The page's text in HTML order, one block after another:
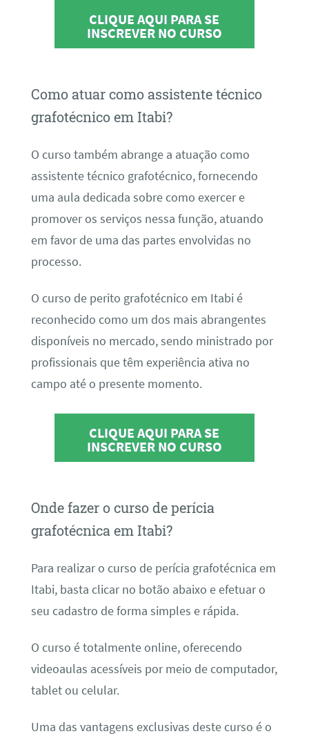
CLIQUE AQUI PARA SE
INSCREVER NO CURSO
Como atuar como assistente técnico
grafotécnico em Itabi?
O curso também abrange a atuação como
assistente técnico grafotécnico, fornecendo
uma aula dedicada sobre como exercer e
promover os serviços nessa função, atuando
em favor de uma das partes envolvidas no
processo.
O curso de perito grafotécnico em Itabi é
reconhecido como um dos mais abrangentes
disponíveis no mercado, sendo ministrado por
profissionais que têm experiência ativa no
campo até o presente momento.
CLIQUE AQUI PARA SE
INSCREVER NO CURSO
Onde fazer o curso de perícia
grafotécnica em Itabi?
Para realizar o curso de perícia grafotécnica em
Itabi, basta clicar no botão abaixo e efetuar o
seu cadastro de forma simples e rápida.
O curso é totalmente online, oferecendo
videoaulas acessíveis por meio de computador,
tablet ou celular.
Uma das vantagens exclusivas deste curso é o